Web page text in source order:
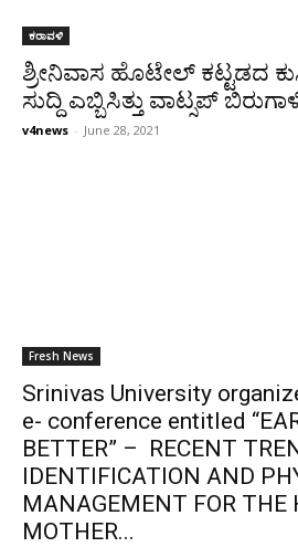
ಕರಾವಳಿ
ಶ್ರೀನಿವಾಸ ಹೊಟೇಲ್ ಕಟ್ಟಡದ
ಸುದ್ದಿ ಎಬ್ಬಿಸಿತ್ತು ವಾಟ್ಸಪ್
v4news - June 28, 2021
Fresh News
Srinivas University
e- conference entitled
BETTER” – RECENT
IDENTIFICATION AND
MANAGEMENT FOR THE
MOTHER...